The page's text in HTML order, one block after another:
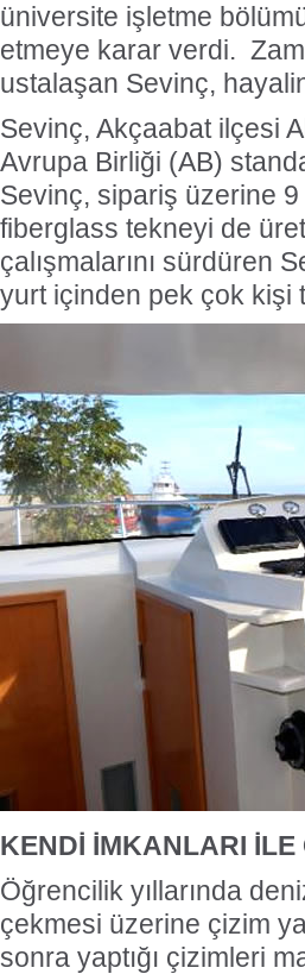
üniversite işletme
etmeye karar verdi.
ustalaşan Sevinç,
Sevinç, Akçaabat ilçesi
Avrupa Birliği (AB)
Sevinç, sipariş üzerine
fiberglass tekneyi de
çalışmalarını sürdüren
yurt içinden pek çok kişi
KENDİ İMKANLARI İLE
Öğrencilik yıllarında
çekmesi üzerine çizim
sonra yaptığı çizimleri